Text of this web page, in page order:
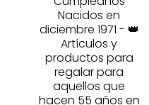
Nacidos en
diciembre 1971 - 👑
Artículos y
productos para
regalar para
aquellos que
hacen 55 años en